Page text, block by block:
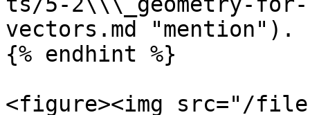
vectors.md "mention").
{% endhint %}
<figure><img src="/